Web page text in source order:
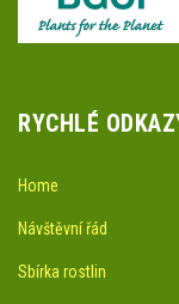
RYCHLÉ
Home
Návštěvní řád
Sbírka rostlin